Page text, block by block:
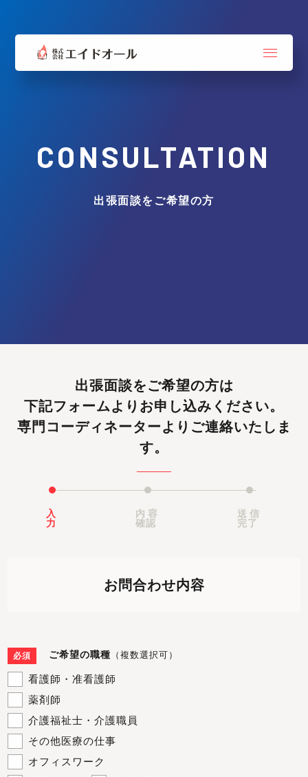
CONSULTATION
出張面談をご希望の方
出張面談をご希望の方は
下記フォームよりお申し込みください。
専門コーディネーターよりご連絡いたしま
す。
入
力
内容
確認
送信
完了
お問合わせ内容
必須 ご希望の職種 （複数選択可）
看護師・准看護師
薬剤師
介護福祉士・介護職員
その他医療の仕事
オフィスワーク